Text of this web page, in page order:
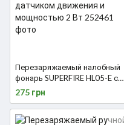
Перезаряжаемый налобный
фонарь SUPERFIRE HL05-E с
датчиком движения и
мощностью 2 Вт
275 грн